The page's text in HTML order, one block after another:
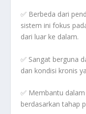
✅ Berbeda dari
sistem ini fokus
dari luar ke dalam.
✅ Sangat berguna
dan kondisi kronis
✅ Membantu
berdasarkan tahap